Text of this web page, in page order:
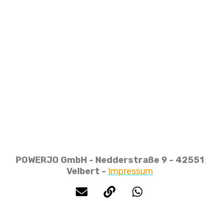
POWERJO GmbH - Nedderstraße 9 - 42551
Velbert - Impressum